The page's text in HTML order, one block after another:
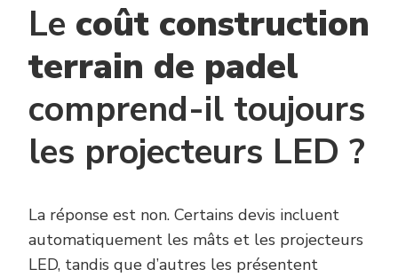
Le coût construction
terrain de padel
comprend-il toujours
les projecteurs LED ?
La réponse est non. Certains devis incluent
automatiquement les mâts et les projecteurs
LED, tandis que d’autres les présentent